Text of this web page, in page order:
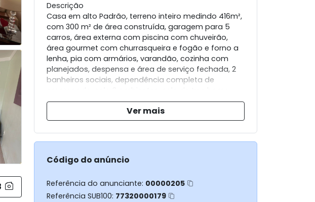
Descrição
Casa em alto Padrão, terreno inteiro medindo 416m²,
com 300 m² de área construída, garagem para 5
carros, área externa com piscina com chuveirão,
área gourmet com churrasqueira e fogão e forno a
lenha, pia com armários, varandão, cozinha com
planejados, despensa e área de serviço fechada, 2
banheiros sociais, dependência completa de
tcheater, lavabo, 4 quatros, sendo 1 suíte máster
com closet e banheira de hidromassagem.
Ver mais
Código do anúncio
Referência do anunciante: 00000205
Referência SUB100: 77320000179